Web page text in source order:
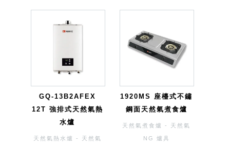
GQ-13B2AFEX
12T 強排式天然氣熱
水爐
天然氣熱水爐 - 天然氣
1920MS 座檯式不鏽
鋼面天然氣煮食爐
天然氣煮食爐 - 天然氣
NG 爐具